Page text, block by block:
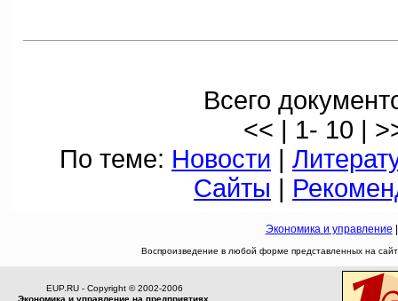
Всего
<< | 1- 10 |
По теме: Новости |
Сайты |
Экономика и управление
Воспроизведение в любой форме представленных на
EUP.RU - Copyright © 2002-2006
Экономика и управление на предприятиях,